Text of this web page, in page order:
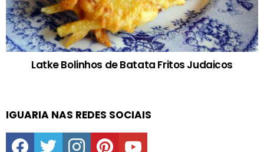
Latke Bolinhos de Batata Fritos Judaicos
IGUARIA NAS REDES SOCIAIS
facebooktwitter instagrampinterestyoutube